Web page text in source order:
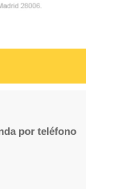
por teléfono